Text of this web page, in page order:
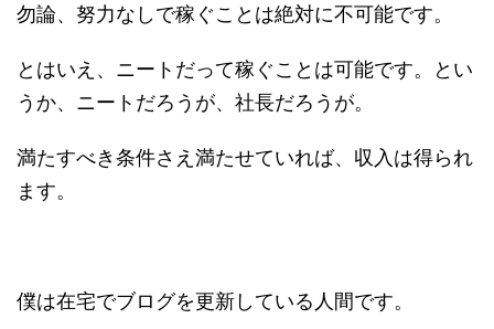
勿論、努力なしで稼ぐことは絶対に不可能です。
とはいえ、ニートだって稼ぐことは可能です。とい
うか、ニートだろうが、社長だろうが。
満たすべき条件さえ満たせていれば、収入は得られ
ます。
僕は在宅でブログを更新している人間です。